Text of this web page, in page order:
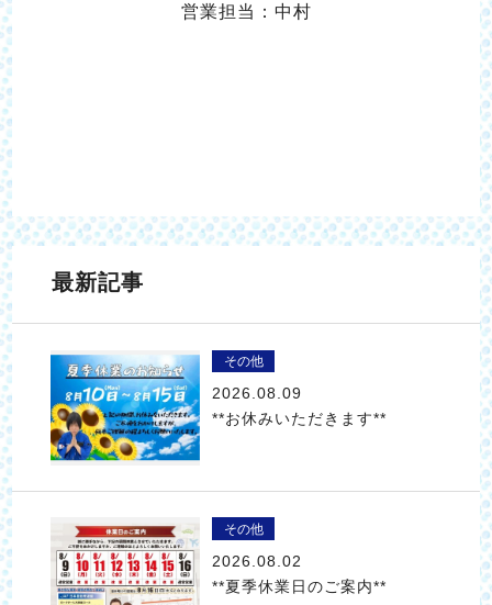
営業担当：中村
最新記事
その他
2026.08.09
**お休みいただきます**
その他
2026.08.02
**夏季休業日のご案内**